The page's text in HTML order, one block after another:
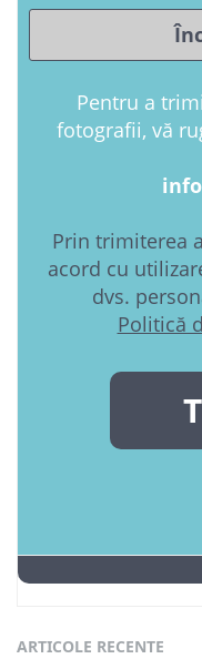
ARTICOLE RECENTE